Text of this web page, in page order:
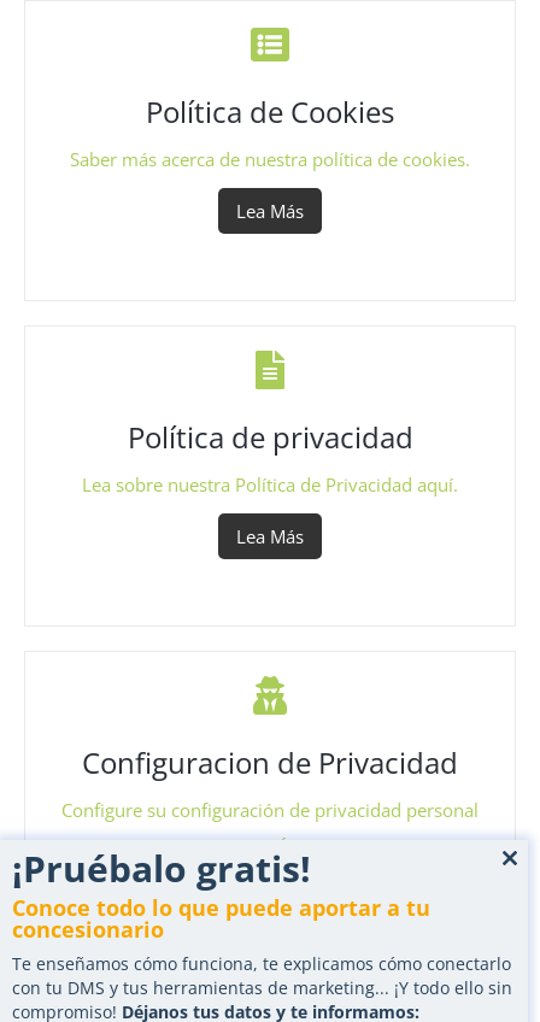
Política de Cookies
Saber más acerca de nuestra política de cookies.
Lea Más
Política de privacidad
Lea sobre nuestra Política de Privacidad aquí.
Lea Más
Configuracion de Privacidad
Configure su configuración de privacidad personal
aquí.
Lea Más
Tilo Motion
¡Pruébalo gratis!
Conoce todo lo que puede aportar a tu
concesionario
Te enseñamos cómo funciona, te explicamos cómo conectarlo
con tu DMS y tus herramientas de marketing... ¡Y todo ello sin
compromiso! Déjanos tus datos y te informamos: